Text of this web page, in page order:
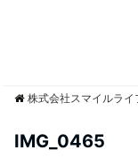
株式会社スマイルライ
IMG_0465